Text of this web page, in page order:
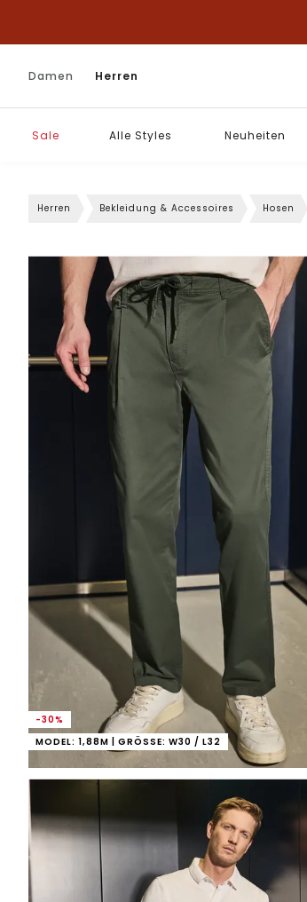
Damen Herren
Sale Alle Styles Neuheiten
Herren Bekleidung & Accessoires Hosen
-30%
MODEL: 1,88M | GRÖSSE: W30 / L32